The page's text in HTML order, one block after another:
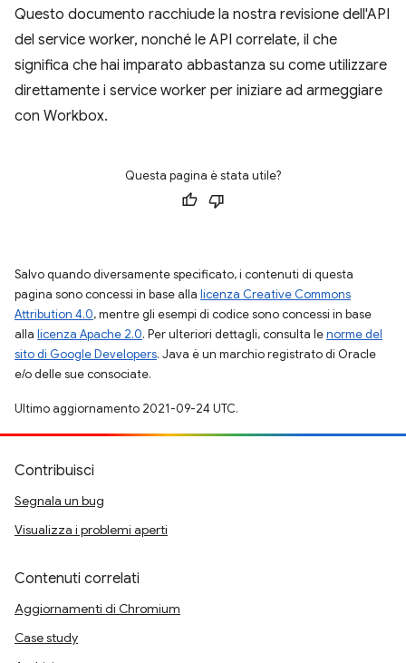
Questo documento racchiude la nostra revisione dell'API
del service worker, nonché le API correlate, il che
significa che hai imparato abbastanza su come utilizzare
direttamente i service worker per iniziare ad armeggiare
con Workbox.
Questa pagina è stata utile?
Salvo quando diversamente specificato, i contenuti di questa
pagina sono concessi in base alla licenza Creative Commons
Attribution 4.0, mentre gli esempi di codice sono concessi in base
alla licenza Apache 2.0. Per ulteriori dettagli, consulta lenorme del
sito di Google Developers. Java è un marchio registrato di Oracle
e/o delle sue consociate.
Ultimo aggiornamento 2021-09-24 UTC.
Contribuisci
Segnala un bug
Visualizza i problemi aperti
Contenuti correlati
Aggiornamenti di Chromium
Case study